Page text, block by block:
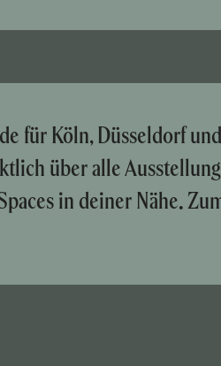
für Köln, Düsseldorf
über alle
in deiner Nähe.